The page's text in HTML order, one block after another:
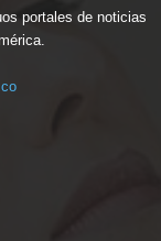
portales de noticias